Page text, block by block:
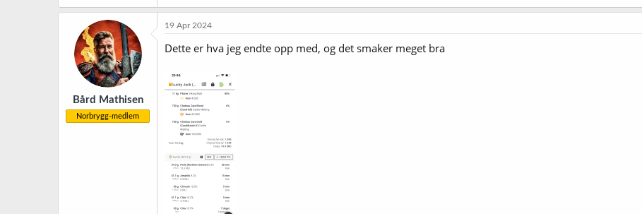
Bård Mathisen
Norbrygg-medlem
19 Apr 2024
Dette er hva jeg endte opp med, og det smaker meget bra